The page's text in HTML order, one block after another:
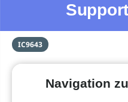
IC9643
Navigation